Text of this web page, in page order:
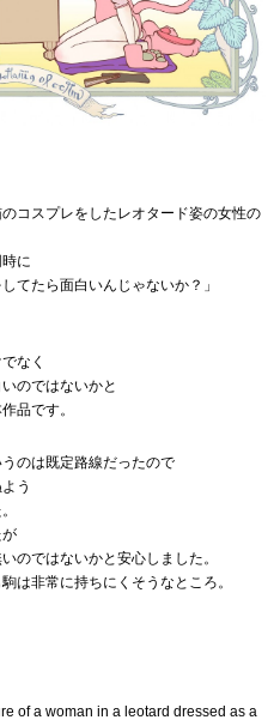
コスプレをしたレオタード姿の女性の
に
てたら面白いんじゃないか？」
なく
のではないかと
品です。
のは既定路線だったので
う
のではないかと安心しました。
は非常に持ちにくそうなところ。
of a woman in a leotard dressed as a